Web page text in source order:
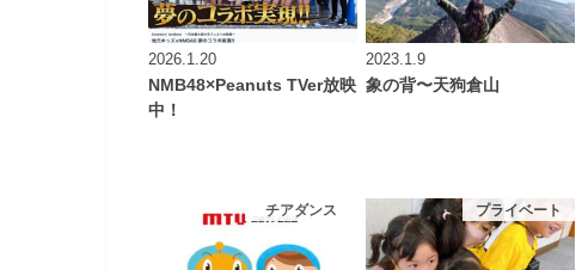
2026.1.20
NMB48×Peanuts TVer放映
中！
2023.1.9
象の背〜天狗倉山
チアダンス プライベート